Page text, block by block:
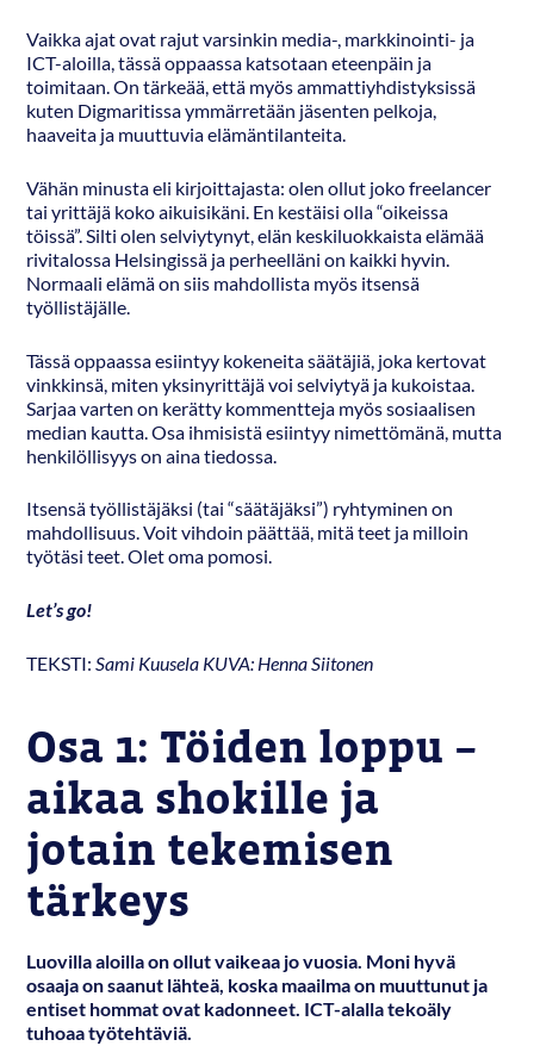
Vaikka ajat ovat rajut varsinkin media-, markkinointi- ja
ICT-aloilla, tässä oppaassa katsotaan eteenpäin ja
toimitaan. On tärkeää, että myös ammattiyhdistyksissä
kuten Digmaritissa ymmärretään jäsenten pelkoja,
haaveita ja muuttuvia elämäntilanteita.
Vähän minusta eli kirjoittajasta: olen ollut joko freelancer
tai yrittäjä koko aikuisikäni. En kestäisi olla “oikeissa
töissä”. Silti olen selviytynyt, elän keskiluokkaista elämää
rivitalossa Helsingissä ja perheelläni on kaikki hyvin.
Normaali elämä on siis mahdollista myös itsensä
työllistäjälle.
Tässä oppaassa esiintyy kokeneita säätäjiä, joka kertovat
vinkkinsä, miten yksinyrittäjä voi selviytyä ja kukoistaa.
Sarjaa varten on kerätty kommentteja myös sosiaalisen
median kautta. Osa ihmisistä esiintyy nimettömänä, mutta
henkilöllisyys on aina tiedossa.
Itsensä työllistäjäksi (tai “säätäjäksi”) ryhtyminen on
mahdollisuus. Voit vihdoin päättää, mitä teet ja milloin
työtäsi teet. Olet oma pomosi.
Let’s go!
TEKSTI:Sami Kuusela KUVA: Henna Siitonen
Osa 1: Töiden loppu –
aikaa shokille ja
jotain tekemisen
tärkeys
Luovilla aloilla on ollut vaikeaa jo vuosia. Moni hyvä
osaaja on saanut lähteä, koska maailma on muuttunut ja
entiset hommat ovat kadonneet. ICT-alalla tekoäly
tuhoaa työtehtäviä.